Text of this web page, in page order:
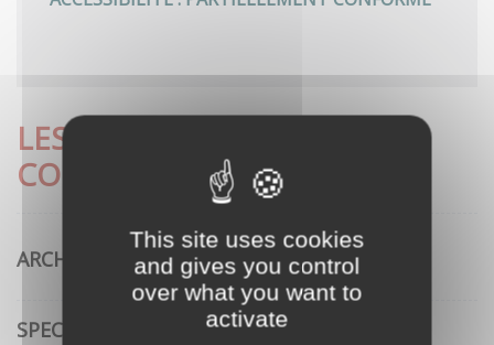
This site uses cookies
and gives you control
over what you want to
activate
LES DÉMARCHES LES PLUS
CONSULTÉES
ARCHITECTURE
SPECTACLE VIVANT